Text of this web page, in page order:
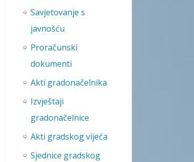
Savjetovanje s
javnošću
Proračunski
dokumenti
Akti gradonačelnika
Izvještaji
gradonačelnice
Akti gradskog vijeća
Sjednice gradskog